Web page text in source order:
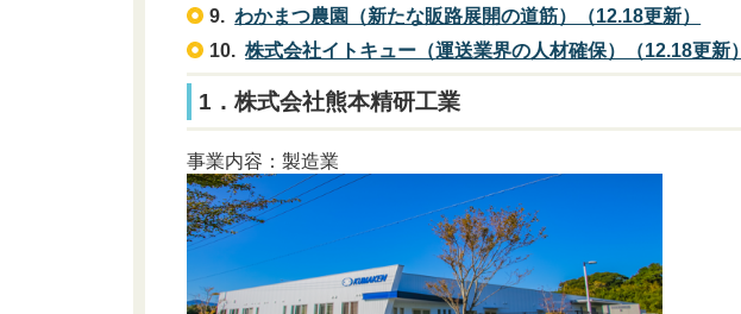
9.わかまつ農園（新たな販路展開の道筋）（12.18更新）
10.株式会社イトキュー（運送業界の人材確保）（12.18更新）
1．株式会社熊本精研工業
事業内容：製造業